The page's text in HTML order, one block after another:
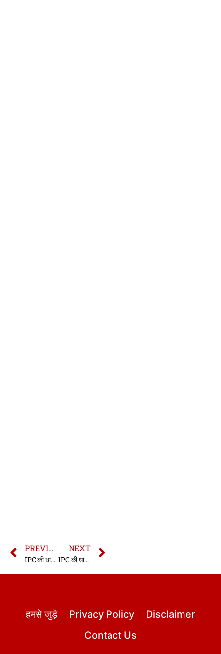
PREVIOUS
IPC की धारा 340 | धारा 340 भारतीय दण्ड संहिता | IPC Section 340 In Hindi
NEXT
IPC की धारा 342 | धारा 342 भारतीय दण्ड संहिता | IPC Section 342 In Hindi
हमसे जुड़े Privacy Policy
Disclaimer
Contact Us